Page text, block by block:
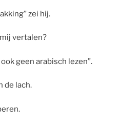
zei hij.
vertalen?
ook geen arabisch lezen”.
de lach.